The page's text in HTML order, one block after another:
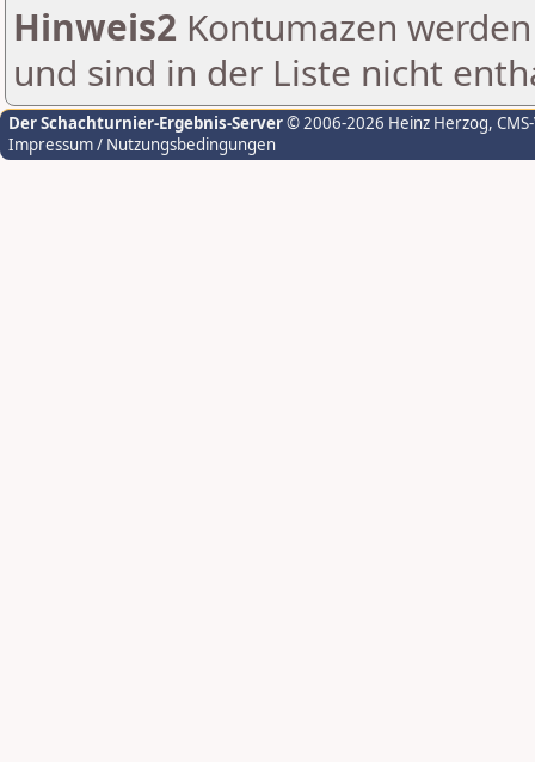
Hinweis2 Kontumazen
und sind in der Liste nicht
Der Schachturnier-Ergebnis-Server© 2006-2026 Heinz Herzog,
Impressum / Nutzungsbedingungen